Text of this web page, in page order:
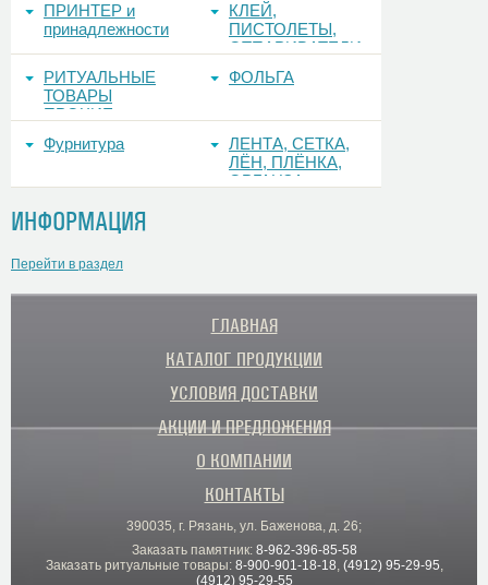
ПРИНТЕР и
принадлежности
КЛЕЙ,
ПИСТОЛЕТЫ,
ОТПАРИВАТЕЛИ
РИТУАЛЬНЫЕ
ТОВАРЫ
ПРОЧИЕ
ФОЛЬГА
Фурнитура
ЛЕНТА, СЕТКА,
ЛЁН, ПЛЁНКА,
ОРГАНЗА
ИНФОРМАЦИЯ
Перейти в раздел
ГЛАВНАЯ
КАТАЛОГ ПРОДУКЦИИ
УСЛОВИЯ ДОСТАВКИ
АКЦИИ И ПРЕДЛОЖЕНИЯ
О КОМПАНИИ
КОНТАКТЫ
390035, г. Рязань, ул. Баженова, д. 26;
Заказать памятник: 8-962-396-85-58
Заказать ритуальные товары: 8-900-901-18-18, (4912) 95-29-95,
(4912) 95-29-55